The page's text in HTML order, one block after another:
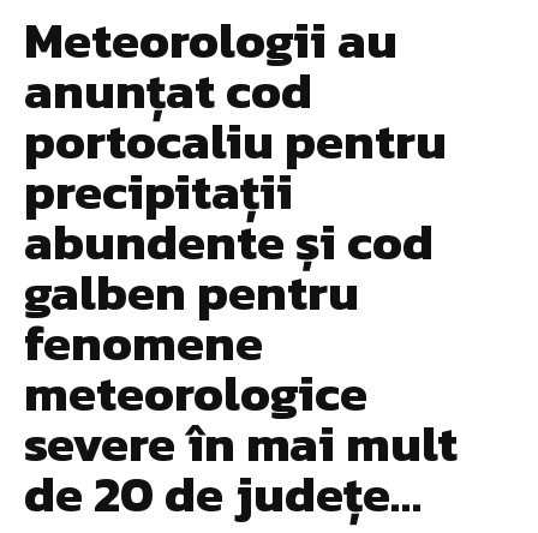
Meteorologii au
anunțat cod
portocaliu pentru
precipitații
abundente și cod
galben pentru
fenomene
meteorologice
severe în mai mult
de 20 de județe…